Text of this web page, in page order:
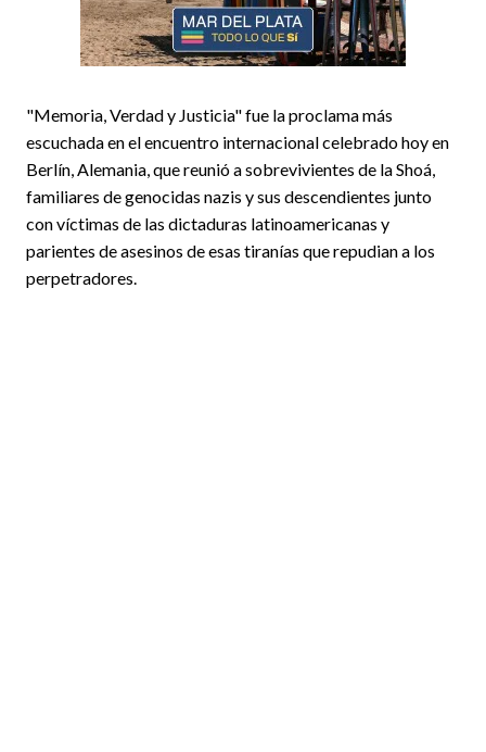
"Memoria, Verdad y Justicia" fue la proclama más
escuchada en el encuentro internacional celebrado hoy en
Berlín, Alemania, que reunió a sobrevivientes de la Shoá,
familiares de genocidas nazis y sus descendientes junto
con víctimas de las dictaduras latinoamericanas y
parientes de asesinos de esas tiranías que repudian a los
perpetradores.